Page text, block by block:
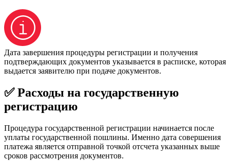
Дата завершения процедуры регистрации и получения
подтверждающих документов указывается в расписке, которая
выдается заявителю при подаче документов.
✅ Расходы на государственную
регистрацию
Процедура государственной регистрации начинается после
уплаты государственной пошлины. Именно дата совершения
платежа является отправной точкой отсчета указанных выше
сроков рассмотрения документов.